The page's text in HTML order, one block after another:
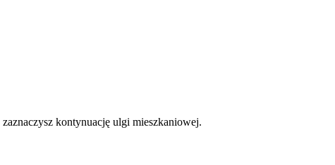
kontynuację ulgi mieszkaniowej.